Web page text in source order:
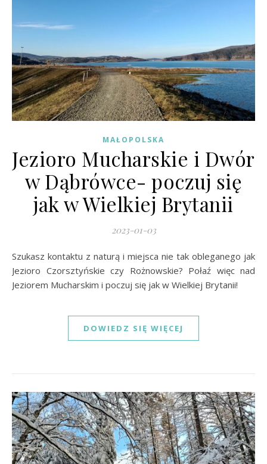
MAŁOPOLSKA
Jezioro Mucharskie i Dwór
w Dąbrówce- poczuj się
jak w Wielkiej Brytanii
2023-01-03
Szukasz kontaktu z naturą i miejsca nie tak obleganego jak
Jezioro Czorsztyńskie czy Rożnowskie? Połaź więc nad
Jeziorem Mucharskim i poczuj się jak w Wielkiej Brytanii!
DOWIEDZ SIĘ WIĘCEJ